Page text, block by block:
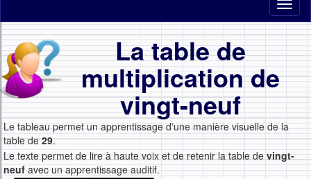
La table de
multiplication de
vingt-neuf
Le tableau permet un apprentissage d'une manière visuelle de la
table de29.
Le texte permet de lire à haute voix et de retenir la table devingt-
neuf avec un apprentissage auditif.